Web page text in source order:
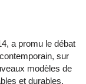
a promu le débat
sur
modèles de
et durables,